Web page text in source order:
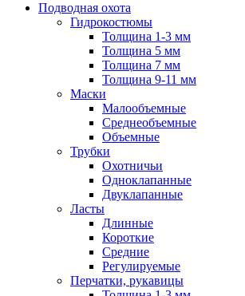
Подводная охота
Гидрокостюмы
Толщина 1-3 мм
Толщина 5 мм
Толщина 7 мм
Толщина 9-11 мм
Маски
Малообъемные
Среднеобъемные
Объемные
Трубки
Охотничьи
Одноклапанные
Двуклапанные
Ласты
Длинные
Короткие
Средние
Регулируемые
Перчатки, рукавицы